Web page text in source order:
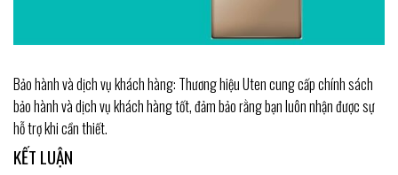
Bảo hành và dịch vụ khách hàng: Thương hiệu Uten cung cấp chính sách
bảo hành và dịch vụ khách hàng tốt, đảm bảo rằng bạn luôn nhận được sự
hỗ trợ khi cần thiết.
KẾT LUẬN